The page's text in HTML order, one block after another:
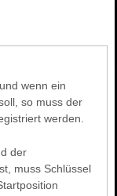
wenn ein
so muss der
werden.
der
muss Schlüssel